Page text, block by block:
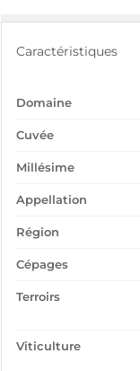
Caractéristiques
Domaine
Cuvée
Millésime
Appellation
Région
Cépages
Terroirs
Viticulture